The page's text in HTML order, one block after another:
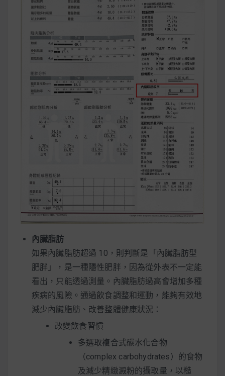
內臟脂肪
如果內臟脂肪超過 10，則判斷是「內臟脂肪型
肥胖」，是一種隱性肥胖，因為從外表不一定能
看出，只能透過測量。內臟脂肪過高會增加多種
疾病的風險。通過飲食調整和運動，能夠有效地
減少內臟脂肪、改善整體健康狀況：
改變飲食習慣
多選取複合式碳水化合物
（complex carbohydrates）的食物
及減少精緻澱粉的攝取量，以糙